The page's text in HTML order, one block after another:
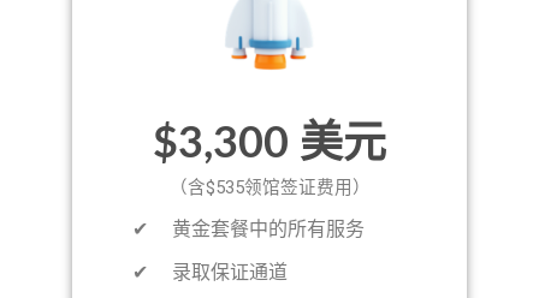
$3,300 美元
（含$535领馆签证费用）
​​✔ 黄金套餐中的所有服务
✔ 录取保证通道